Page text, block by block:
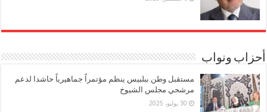
أحزاب ونواب
مستقبل وطن ببلبيس ينظم مؤتمراً جماهيرياً حاشدا لدعم
مرشحي مجلس الشيوخ
30 يوليو، 2025